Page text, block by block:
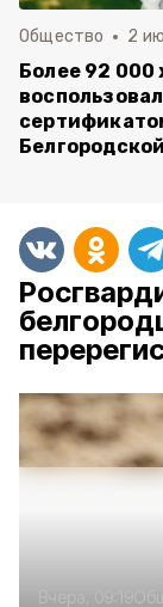
Общество 2
Более 92